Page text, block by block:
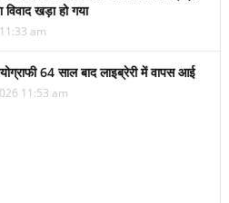
खड़ा हो गया
am
64 साल बाद लाइब्रेरी में वापस आई
11:53 am